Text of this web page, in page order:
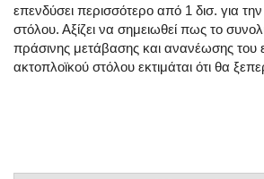
επενδύσει περισσότερο από 1 δισ. για
στόλου. Αξίζει να σημειωθεί πως το
πράσινης μετάβασης και ανανέωσης του
ακτοπλοϊκού στόλου εκτιμάται ότι θα